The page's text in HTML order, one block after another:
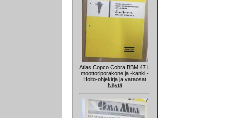
Atlas Copco Cobra BBM 47 L
moottoriporakone ja -kanki -
Hoito-ohjekirja ja varaosat
Näytä